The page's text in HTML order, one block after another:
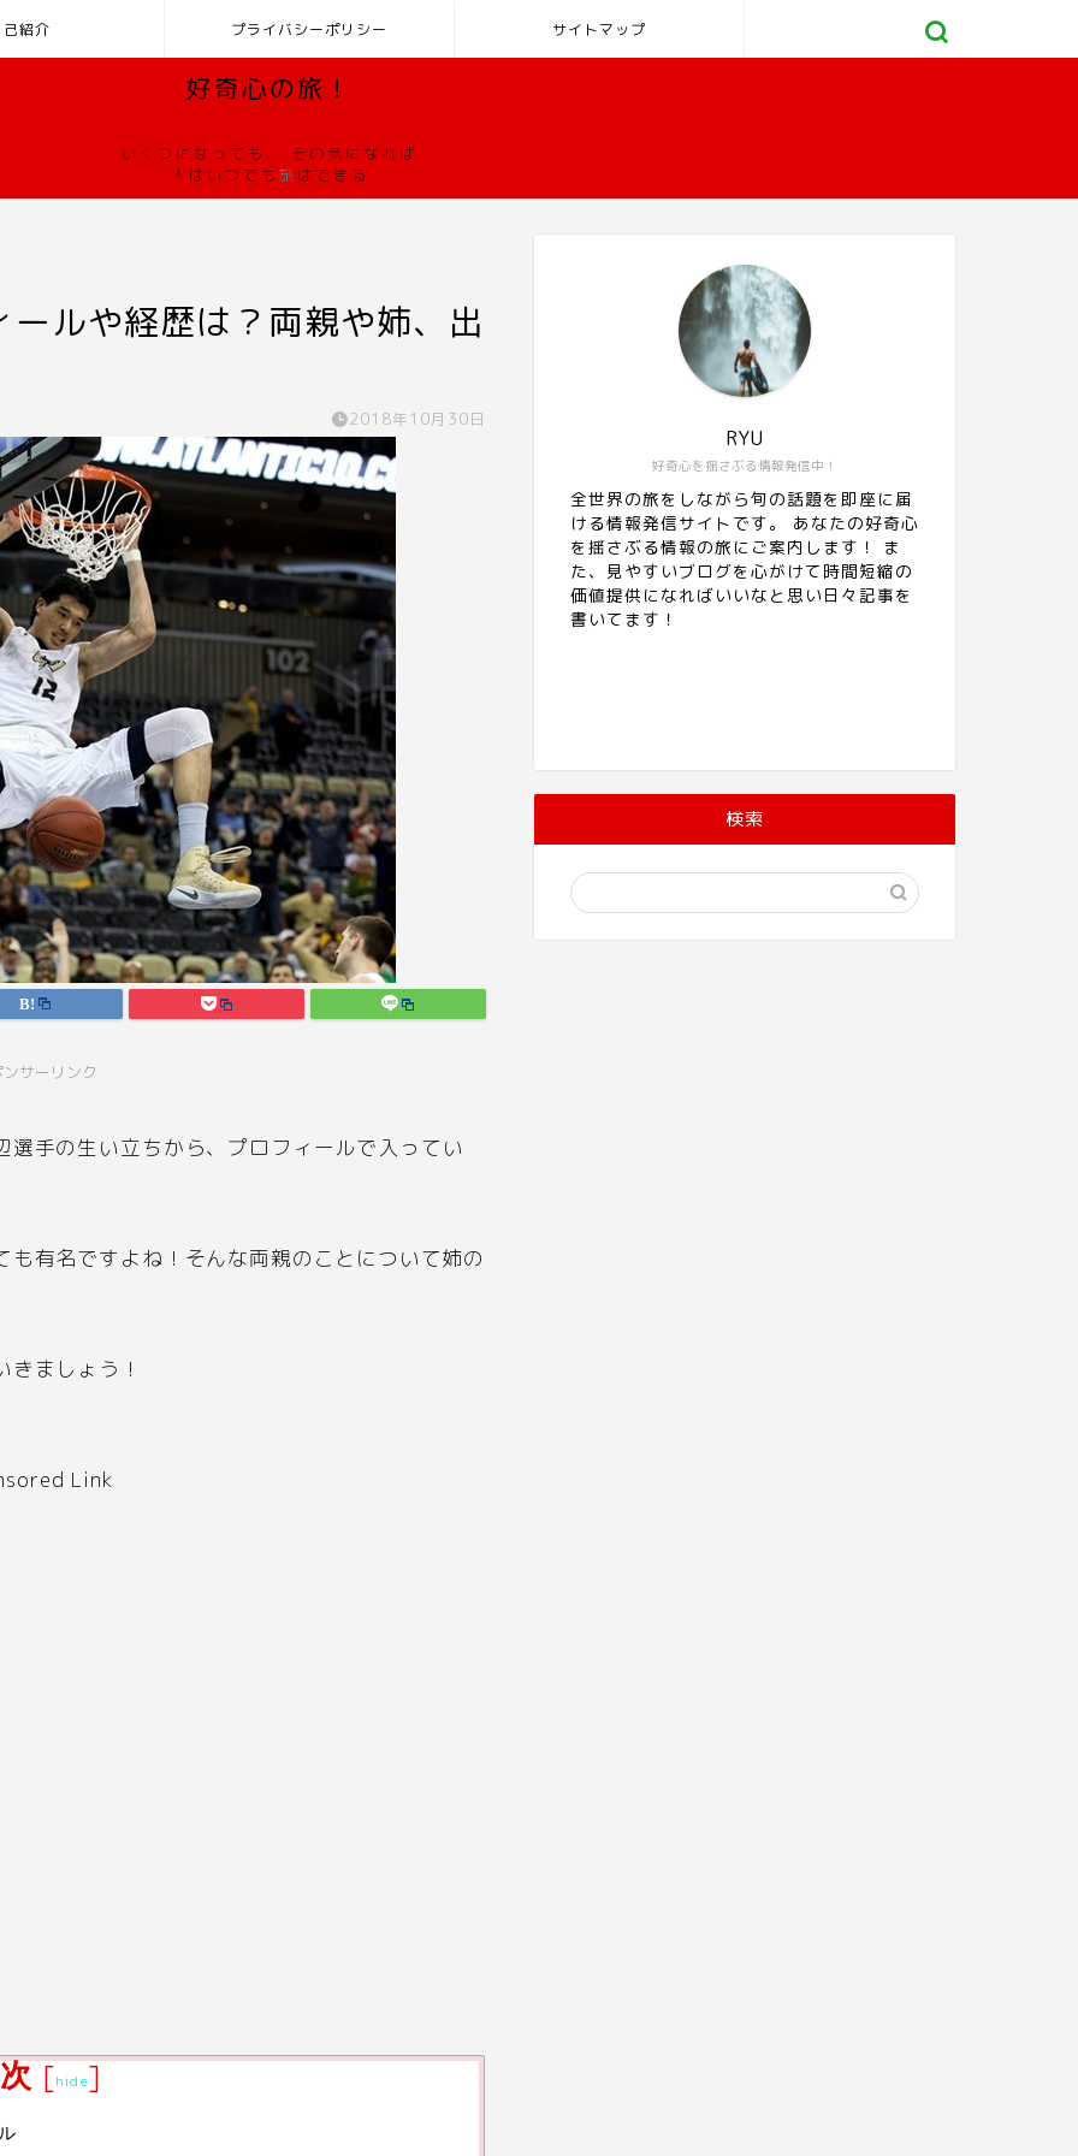
己紹介 プライバシーポリシー サイトマップ
好奇心の旅！
いくつになっても、 その気になれば
人はいつでも 旅 はできる
ルや経歴は？両親や姉、出
2018年10月30日
サーリンク
手の生い立ちから、プロフィールで入ってい
有名ですよね！そんな両親のことについて姉の
ましょう！
Link
[hide]
好奇心を揺さぶる情報発信中！
RYU
全世界の旅をしながら旬の話題を即座に届
ける情報発信サイトです。 あなたの好奇心
を揺さぶる情報の旅にご案内します！ ま
た、見やすいブログを心がけて時間短縮の
価値提供になればいいなと思い日々記事を
書いてます！
検索